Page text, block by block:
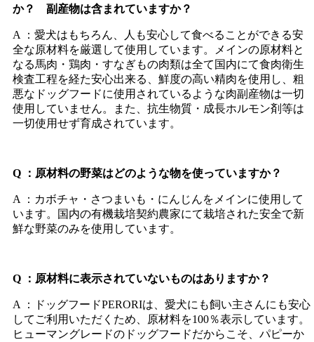
か？ 副産物は含まれていますか？
A ：愛犬はもちろん、人も安心して食べることができる安
全な原材料を厳選して使用しています。メインの原材料と
なる馬肉・鶏肉・すなぎもの肉類は全て国内にて食肉衛生
検査工程を経た安心出来る、鮮度の高い精肉を使用し、粗
悪なドッグフードに使用されているような肉副産物は一切
使用していません。また、抗生物質・成長ホルモン剤等は
一切使用せず育成されています。
Q ：原材料の野菜はどのような物を使っていますか？
A ：カボチャ・さつまいも・にんじんをメインに使用して
います。国内の有機栽培契約農家にて栽培された安全で新
鮮な野菜のみを使用しています。
Q ：原材料に表示されていないものはありますか？
A ：ドッグフードPERORIは、愛犬にも飼い主さんにも安心
してご利用いただくため、原材料を100％表示しています。
ヒューマングレードのドッグフードだからこそ、パピーか